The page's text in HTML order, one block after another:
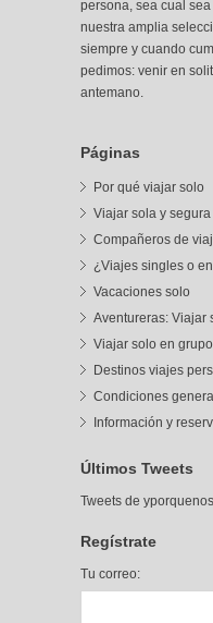
persona, sea cual
nuestra amplia
siempre y cuando
pedimos: venir en
antemano.
Páginas
Por qué viajar solo
Viajar sola y segura
Compañeros de
¿Viajes singles o
Vacaciones solo
Aventureras: Viajar
Viajar solo en
Destinos viajes
Condiciones
Información y
Últimos Tweets
Tweets de
Regístrate
Tu correo: